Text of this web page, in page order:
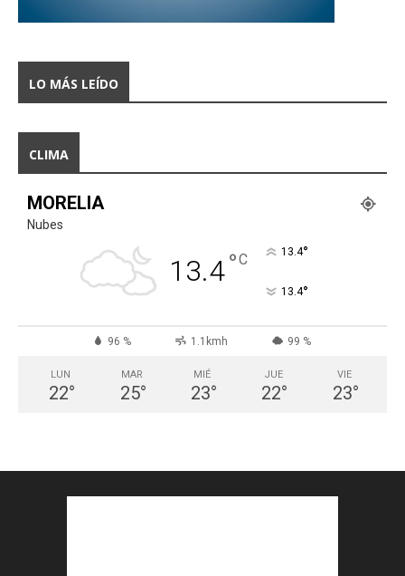
LO MÁS LEÍDO
CLIMA
MORELIA
Nubes
13.4°C 13.4°
13.4°
96 % 1.1kmh 99 %
LUN
22°
MAR
25°
MIÉ
23°
JUE
22°
VIE
23°